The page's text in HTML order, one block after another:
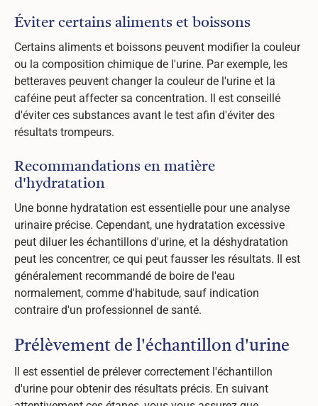
Éviter certains aliments et boissons
Certains aliments et boissons peuvent modifier la couleur
ou la composition chimique de l'urine. Par exemple, les
betteraves peuvent changer la couleur de l'urine et la
caféine peut affecter sa concentration. Il est conseillé
d'éviter ces substances avant le test afin d'éviter des
résultats trompeurs.
Recommandations en matière
d'hydratation
Une bonne hydratation est essentielle pour une analyse
urinaire précise. Cependant, une hydratation excessive
peut diluer les échantillons d'urine, et la déshydratation
peut les concentrer, ce qui peut fausser les résultats. Il est
généralement recommandé de boire de l'eau
normalement, comme d'habitude, sauf indication
contraire d'un professionnel de santé.
Prélèvement de l'échantillon d'urine
Il est essentiel de prélever correctement l'échantillon
d'urine pour obtenir des résultats précis. En suivant